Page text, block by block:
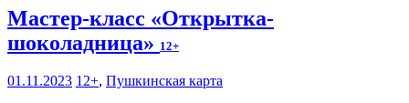
Мастер-класс «Открытка-
шоколадница» 12+
01.11.2023 12+, Пушкинская карта